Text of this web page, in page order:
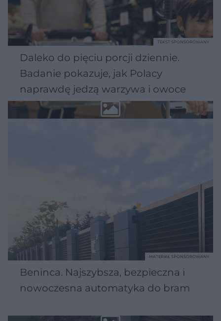
Daleko do pięciu porcji dziennie.
Badanie pokazuje, jak Polacy
naprawdę jedzą warzywa i owoce
TEKST SPONSOROWANY
Beninca. Najszybsza, bezpieczna i
nowoczesna automatyka do bram
MATERIAŁ SPONSOROWANY